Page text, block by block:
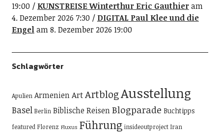
19:00
KUNSTREISE Winterthur Eric Gauthieram
4. Dezember 2026 7:30
DIGITAL Paul Klee und die
Engelam 8. Dezember 2026 19:00
Schlagwörter
Apulien ArmenienArtArtblogAusstellung
Basel Berlin Biblische ReisenBlogparade Buchtipps
featured Florenz Fluxus Führung insideoutproject Iran